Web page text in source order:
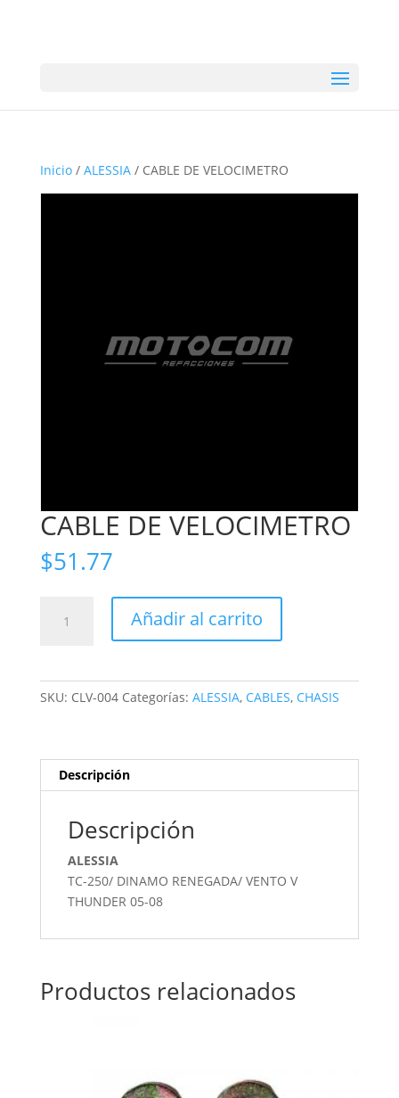
Inicio/ ALESSIA/ CABLE DE VELOCIMETRO
CABLE DE VELOCIMETRO
$51.77
Añadir al carrito
SKU: CLV-004 Categorías: ALESSIA, CABLES, CHASIS
Descripción
Descripción
ALESSIA
TC-250/ DINAMO RENEGADA/ VENTO V
THUNDER 05-08
Productos relacionados